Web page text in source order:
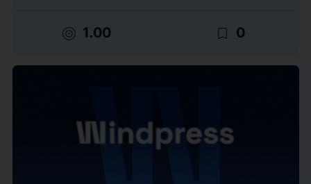
target 1.00 bookmark_border 0